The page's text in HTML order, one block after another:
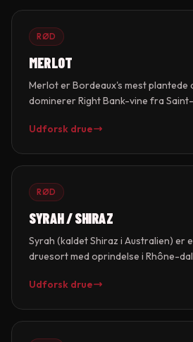
krydderier. Den er også grundlaget
RØD
MERLOT
Merlot er Bordeaux's mest plantede
dominerer Right Bank-vine fra
Sauvignon, med smag af blommer,
tilgængelig i ungdommen, men
Udforsk drue
RØD
SYRAH / SHIRAZ
Syrah (kaldet Shiraz i Australien) er
druesort med oprindelse i Rhône-
Hermitage og Côte-Rôtie. I
Rhône-blandinger og Priorat.
Udforsk drue